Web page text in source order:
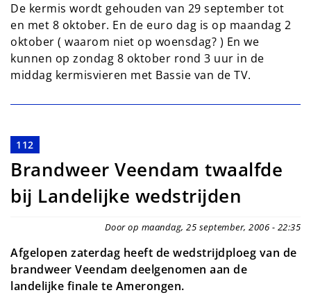
De kermis wordt gehouden van 29 september tot
en met 8 oktober. En de euro dag is op maandag 2
oktober ( waarom niet op woensdag? ) En we
kunnen op zondag 8 oktober rond 3 uur in de
middag kermisvieren met Bassie van de TV.
112
Brandweer Veendam twaalfde
bij Landelijke wedstrijden
Door op maandag, 25 september, 2006 - 22:35
Afgelopen zaterdag heeft de wedstrijdploeg van de
brandweer Veendam deelgenomen aan de
landelijke finale te Amerongen.